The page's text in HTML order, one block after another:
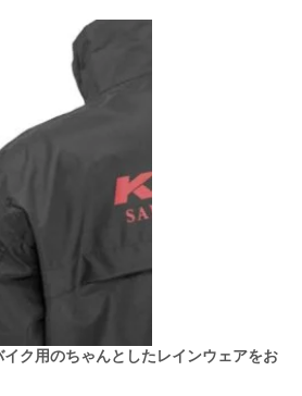
ク用のちゃんとしたレインウェアをお